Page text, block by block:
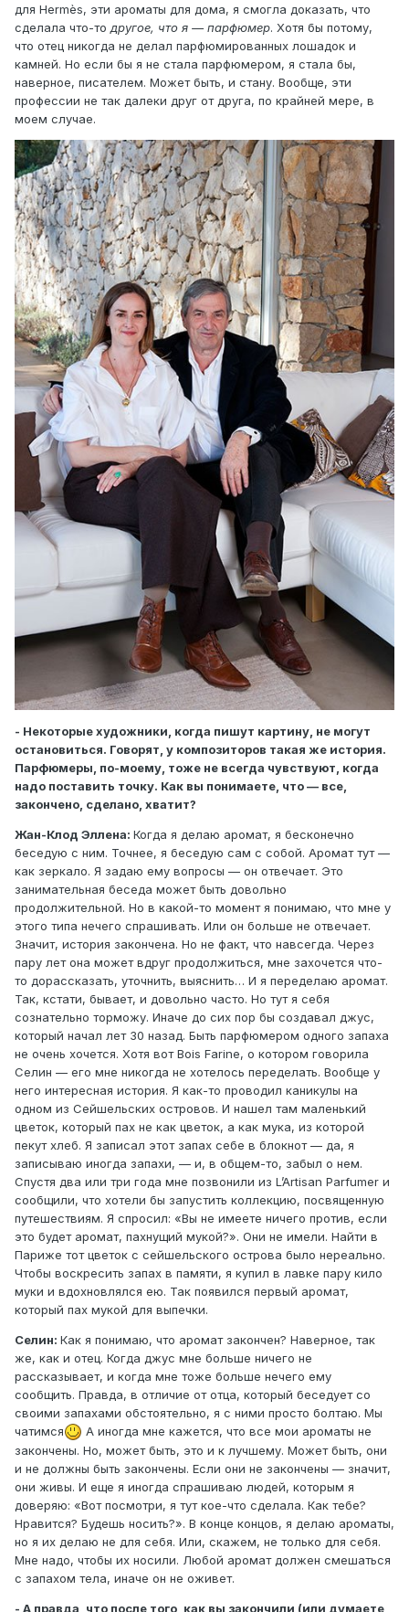
для Hermès, эти ароматы для дома, я смогла доказать, что
сделала что-тодругое, что я — парфюмер. Хотя бы потому,
что отец никогда не делал парфюмированных лошадок и
камней. Но если бы я не стала парфюмером, я стала бы,
наверное, писателем. Может быть, и стану. Вообще, эти
профессии не так далеки друг от друга, по крайней мере, в
моем случае.
- Некоторые художники, когда пишут картину, не могут
остановиться. Говорят, у композиторов такая же история.
Парфюмеры, по-моему, тоже не всегда чувствуют, когда
надо поставить точку. Как вы понимаете, что — все,
закончено, сделано, хватит?
Жан-Клод Эллена: Когда я делаю аромат, я бесконечно
беседую с ним. Точнее, я беседую сам с собой. Аромат тут —
как зеркало. Я задаю ему вопросы — он отвечает. Это
занимательная беседа может быть довольно
продолжительной. Но в какой-то момент я понимаю, что мне у
этого типа нечего спрашивать. Или он больше не отвечает.
Значит, история закончена. Но не факт, что навсегда. Через
пару лет она может вдруг продолжиться, мне захочется что-
то дорассказать, уточнить, выяснить… И я переделаю аромат.
Так, кстати, бывает, и довольно часто. Но тут я себя
сознательно торможу. Иначе до сих пор бы создавал джус,
который начал лет 30 назад. Быть парфюмером одного запаха
не очень хочется. Хотя вот Bois Farine, о котором говорила
Селин — его мне никогда не хотелось переделать. Вообще у
него интересная история. Я как-то проводил каникулы на
одном из Сейшельских островов. И нашел там маленький
цветок, который пах не как цветок, а как мука, из которой
пекут хлеб. Я записал этот запах себе в блокнот — да, я
записываю иногда запахи, — и, в общем-то, забыл о нем.
Спустя два или три года мне позвонили из L’Artisan Parfumer и
сообщили, что хотели бы запустить коллекцию, посвященную
путешествиям. Я спросил: «Вы не имеете ничего против, если
это будет аромат, пахнущий мукой?». Они не имели. Найти в
Париже тот цветок с сейшельского острова было нереально.
Чтобы воскресить запах в памяти, я купил в лавке пару кило
муки и вдохновлялся ею. Так появился первый аромат,
который пах мукой для выпечки.
Селин: Как я понимаю, что аромат закончен? Наверное, так
же, как и отец. Когда джус мне больше ничего не
рассказывает, и когда мне тоже больше нечего ему
сообщить. Правда, в отличие от отца, который беседует со
своими запахами обстоятельно, я с ними просто болтаю. Мы
чатимся
А иногда мне кажется, что все мои ароматы не
закончены. Но, может быть, это и к лучшему. Может быть, они
и не должны быть закончены. Если они не закончены — значит,
они живы. И еще я иногда спрашиваю людей, которым я
доверяю: «Вот посмотри, я тут кое-что сделала. Как тебе?
Нравится? Будешь носить?». В конце концов, я делаю ароматы,
но я их делаю не для себя. Или, скажем, не только для себя.
Мне надо, чтобы их носили. Любой аромат должен смешаться
с запахом тела, иначе он не оживет.
- А правда, что после того, как вы закончили (или думаете,